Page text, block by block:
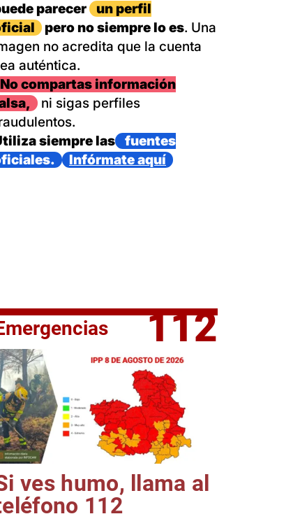
CLM LEADER
parecer
un perfil
pero no siempre lo es. Una
no acredita que la cuenta
auténtica.
No compartas información
ni sigas perfiles
siempre las
fuentes
Infórmate aquí
112
ves humo, llama al
112